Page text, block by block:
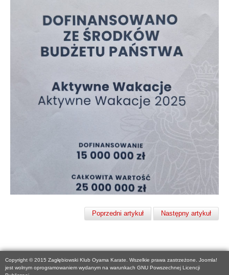
Poprzedni artykuł Następny artykuł
Copyright © 2015 Zagłębiowski Klub Oyama Karate. Wszelkie prawa zastrzeżone. Joomla!
jest wolnym oprogramowaniem wydanym na warunkach GNU Powszechnej Licencji